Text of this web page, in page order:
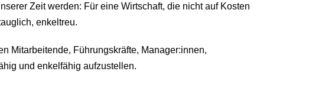
Zeit werden: Für eine Wirtschaft, die nicht auf Kosten
enkeltreu.
Mitarbeitende, Führungskräfte, Manager:innen,
und enkelfähig aufzustellen.